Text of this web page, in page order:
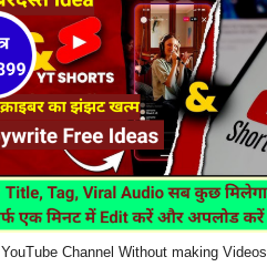
Channel Without making Videos